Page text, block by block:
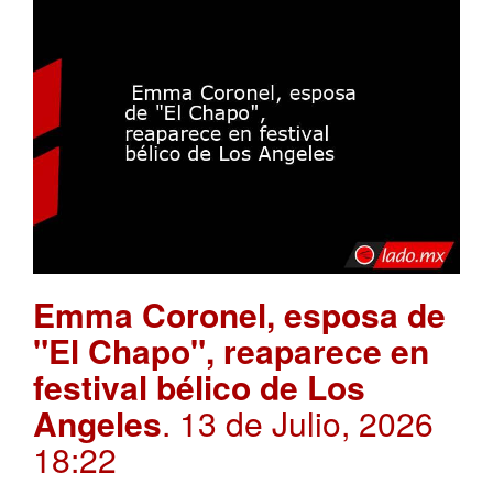
Emma Coronel, esposa de
"El Chapo", reaparece en
festival bélico de Los
Angeles. 13 de Julio, 2026
18:22